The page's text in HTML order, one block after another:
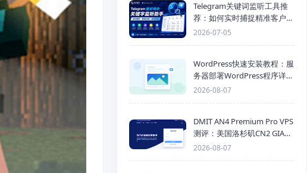
Telegram关键词监听工具推
荐：如何实时捕捉精准客户，
提高获客效率？
2026-07-05
WordPress快速安装教程：服
务器部署WordPress程序详细
步骤
2026-08-07
DMIT AN4 Premium Pro VPS
测评：美国洛杉矶CN2 GIA三
网优化线路性能测试
2026-08-07